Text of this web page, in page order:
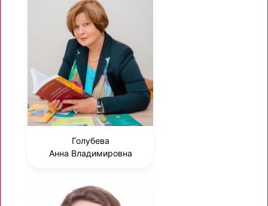
Голубева
Анна Владимировна